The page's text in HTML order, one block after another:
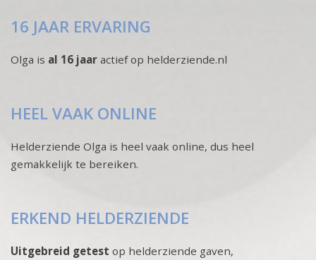
16 JAAR ERVARING
Olga is al 16 jaar actief op helderziende.nl
HEEL VAAK ONLINE
Helderziende Olga is heel vaak online, dus heel
gemakkelijk te bereiken.
ERKEND HELDERZIENDE
Uitgebreid getest op helderziende gaven,